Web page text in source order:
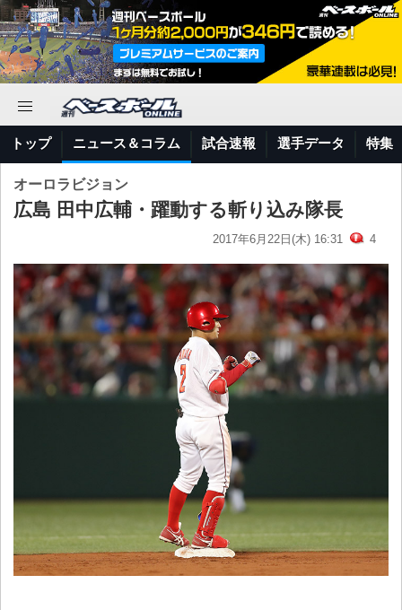
トップ ニュース＆コラム 試合速報 選手データ 特集
オーロラビジョン
広島 田中広輔・躍動する斬り込み隊長
2017年6月22日(木) 16:31 4